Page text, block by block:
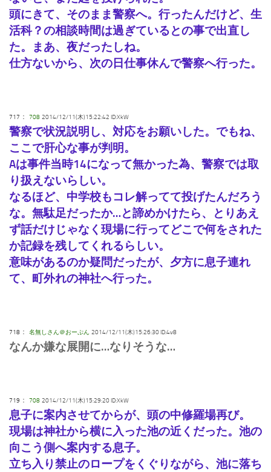
頭にきて、そのまま警察へ。行ったんだけど、生
活科？の相談時間は過ぎているとの事で出直し
た。まあ、夜だったしね。
仕方ないから、次の日仕事休んで警察へ行った。
717 ： 708 2014/12/11(木)15:22:42 ID:XkW
警察で状況説明し、対応をお願いした。でもね、
ここで肝心な事が判明。
Aは事件当時14になって無かった為、警察では取
り扱えないらしい。
なるほど、中学校もコレ解ってて投げたんだろう
な。無駄足だったか…と諦めかけたら、とりあえ
ず話だけじゃなく現場に行ってどこで何をされた
か記録を残してくれるらしい。
意味があるのか疑問だったが、夕方に息子連れ
て、町外れの神社へ行った。
718 ： 名無しさん＠おーぷん 2014/12/11(木)15:26:30 ID:4v8
なんか嫌な展開に…なりそうな…
719 ： 708 2014/12/11(木)15:29:20 ID:XkW
息子に案内させてからが、頭の中修羅場再び。
現場は神社から横に入った池の近くだった。池の
向こう側へ案内する息子。
立ち入り禁止のロープをくぐりながら、池に落ち